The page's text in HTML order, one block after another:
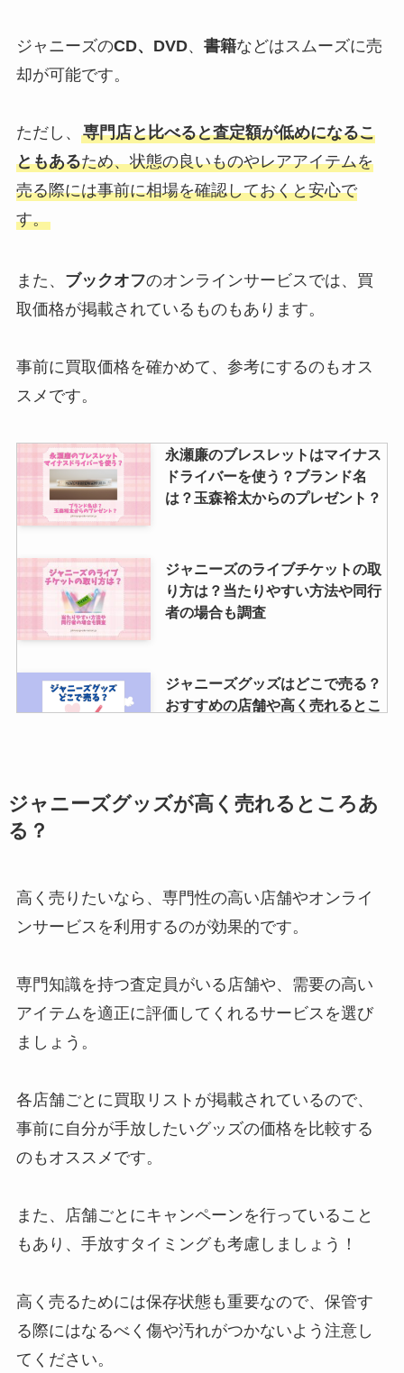
ジャニーズのCD、DVD、 書籍などはスムーズに売
却が可能です。
ただし、 専門店と比べると査定額が低めになるこ
ともあるため、状態の良いものやレアアイテムを
売る際には事前に相場を確認しておくと安心で
す。
また、 ブックオフのオンラインサービスでは、買
取価格が掲載されているものもあります。
事前に買取価格を確かめて、参考にするのもオス
スメです。
永瀬廉のブレスレットはマイナス
ドライバーを使う？ブランド名
は？玉森裕太からのプレゼント？
ジャニーズのライブチケットの取
り方は？当たりやすい方法や同行
者の場合も調査
ジャニーズグッズはどこで売る？
おすすめの店舗や高く売れるとこ
ブックオフのジャニーズグッズの
買取情報！売る方法や買取相場
在出演や最新・cm契約数や中止
SnowManのペア名の呼び方一
ジャニーズの五大イケメンといえ
は？
ども調査！
ジャニーズグッズが高く売れるところあ
る？
高く売りたいなら、専門性の高い店舗やオンライ
ンサービスを利用するのが効果的です。
専門知識を持つ査定員がいる店舗や、需要の高い
アイテムを適正に評価してくれるサービスを選び
ましょう。
各店舗ごとに買取リストが掲載されているので、
事前に自分が手放したいグッズの価格を比較する
のもオススメです。
また、店舗ごとにキャンペーンを行っていること
もあり、手放すタイミングも考慮しましょう！
高く売るためには保存状態も重要なので、保管す
る際にはなるべく傷や汚れがつかないよう注意し
てください。